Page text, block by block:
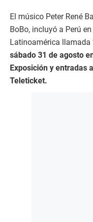
El músico Peter René
BoBo, incluyó a Perú
Latinoamérica llamada
sábado 31 de agosto
Exposición y entradas
Teleticket.